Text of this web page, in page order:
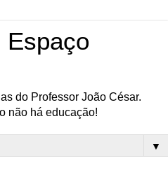
Espaço
do Professor João César.
não há educação!
▼